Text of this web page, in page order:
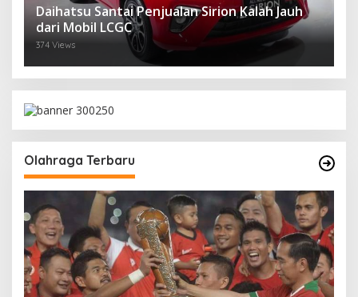
Daihatsu Santai Penjualan Sirion Kalah Jauh
dari Mobil LCGC
374 Views
Olahraga Terbaru